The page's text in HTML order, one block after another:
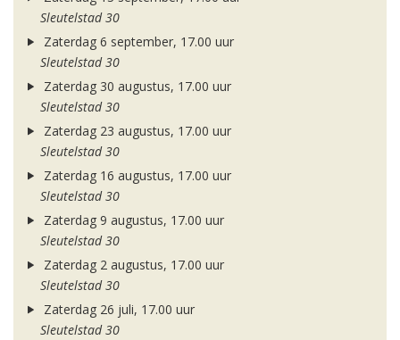
Sleutelstad 30
Zaterdag 6 september, 17.00 uur
Sleutelstad 30
Zaterdag 30 augustus, 17.00 uur
Sleutelstad 30
Zaterdag 23 augustus, 17.00 uur
Sleutelstad 30
Zaterdag 16 augustus, 17.00 uur
Sleutelstad 30
Zaterdag 9 augustus, 17.00 uur
Sleutelstad 30
Zaterdag 2 augustus, 17.00 uur
Sleutelstad 30
Zaterdag 26 juli, 17.00 uur
Sleutelstad 30